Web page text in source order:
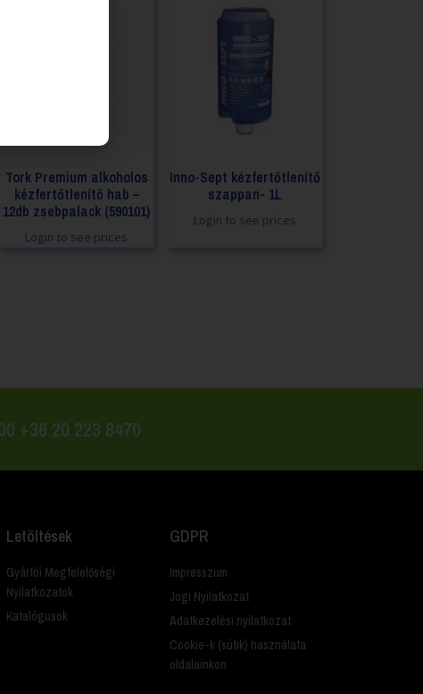
Tork Premium alkoholos
kézfertőtlenítő hab –
12db zsebpalack (590101)
Login to see prices
Inno-Sept kézfertőtlenítő
szappan- 1L
Login to see prices
+36 20 223 8470
Letöltések
Gyártói Megfelelőségi
Nyilatkozatok
Katalógusok
GDPR
Impresszum
Jogi Nyilatkozat
Adatkezelési nyilatkozat
Cookie-k (sütik) használata
oldalainkon